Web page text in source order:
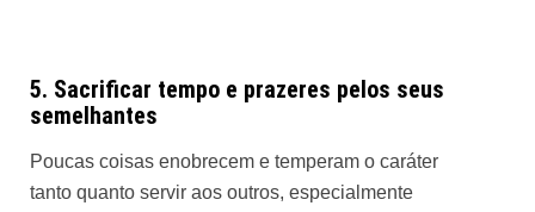
5. Sacrificar tempo e prazeres pelos seus
semelhantes
Poucas coisas enobrecem e temperam o caráter
tanto quanto servir aos outros, especialmente